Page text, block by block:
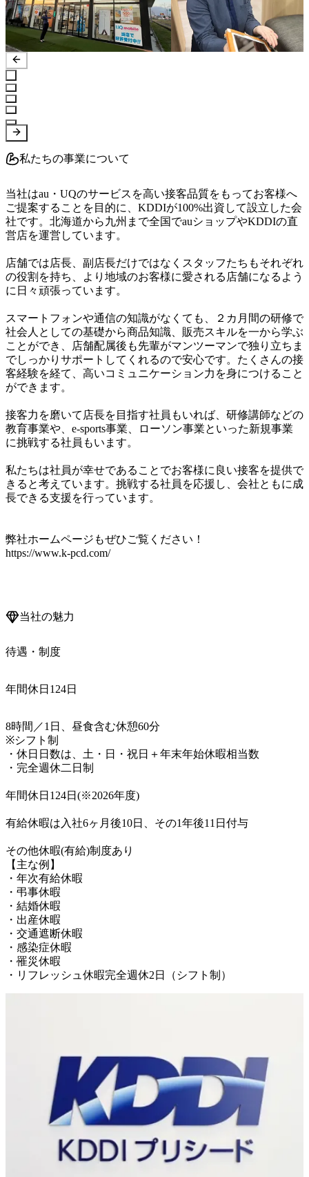
私たちの事業について
当社はau・UQのサービスを高い接客品質をもってお客様へ
ご提案することを目的に、KDDIが100%出資して設立した会
社です。北海道から九州まで全国でauショップやKDDIの直
営店を運営しています。
店舗では店長、副店長だけではなくスタッフたちもそれぞれ
の役割を持ち、より地域のお客様に愛される店舗になるよう
に日々頑張っています。
スマートフォンや通信の知識がなくても、２カ月間の研修で
社会人としての基礎から商品知識、販売スキルを一から学ぶ
ことができ、店舗配属後も先輩がマンツーマンで独り立ちま
でしっかりサポートしてくれるので安心です。たくさんの接
客経験を経て、高いコミュニケーション力を身につけること
ができます。
接客力を磨いて店長を目指す社員もいれば、研修講師などの
教育事業や、e-sports事業、ローソン事業といった新規事業
に挑戦する社員もいます。
私たちは社員が幸せであることでお客様に良い接客を提供で
きると考えています。挑戦する社員を応援し、会社ともに成
長できる支援を行っています。
弊社ホームページもぜひご覧ください！
https://www.k-pcd.com/
当社の魅力
待遇・制度
年間休日124日
8時間／1日、昼食含む休憩60分
※シフト制
・休日日数は、土・日・祝日＋年末年始休暇相当数
・完全週休二日制
年間休日124日(※2026年度)
有給休暇は入社6ヶ月後10日、その1年後11日付与
その他休暇(有給)制度あり
【主な例】
・年次有給休暇
・弔事休暇
・結婚休暇
・出産休暇
・交通遮断休暇
・感染症休暇
・罹災休暇